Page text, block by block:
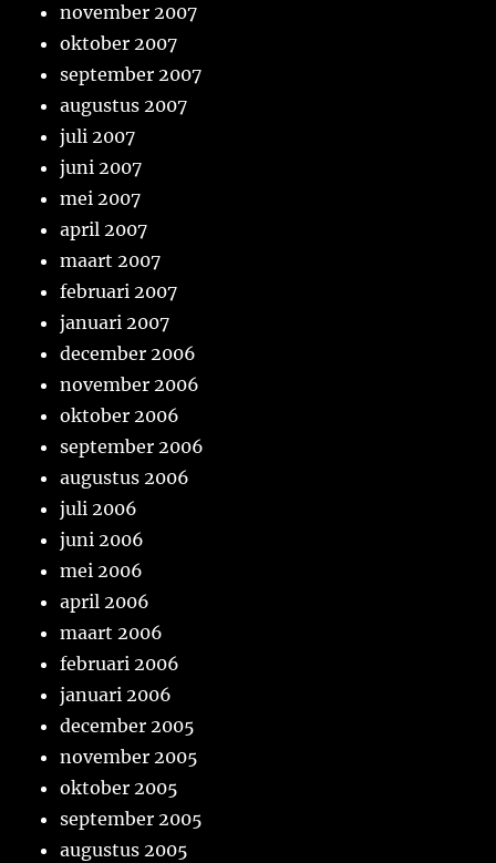
november 2007
oktober 2007
september 2007
augustus 2007
juli 2007
juni 2007
mei 2007
april 2007
maart 2007
februari 2007
januari 2007
december 2006
november 2006
oktober 2006
september 2006
augustus 2006
juli 2006
juni 2006
mei 2006
april 2006
maart 2006
februari 2006
januari 2006
december 2005
november 2005
oktober 2005
september 2005
augustus 2005